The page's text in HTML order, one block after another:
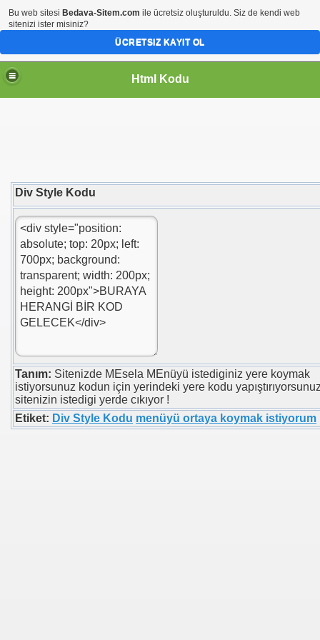
Html Kodu
Div Style Kodu
Tanım: Sitenizde MEsela MEnüyü istediginiz yere koymak
istiyorsunuz kodun için yerindeki yere kodu
sitenizin istedigi yerde cıkıyor !
Etiket: Div Style Kodu menüyü ortaya koymak istiyorum
Bu web sitesi Bedava-Sitem.com ile ücretsiz oluşturuldu. Siz de kendi web
sitenizi ister misiniz?
ÜCRETSIZ KAYIT OL